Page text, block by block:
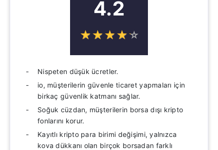
4.2
☆☆☆☆☆
★★★★★
Nispeten düşük ücretler.
io, müşterilerin güvenle ticaret yapmaları için
birkaç güvenlik katmanı sağlar.
Soğuk cüzdan, müşterilerin borsa dışı kripto
fonlarını korur.
Kayıtlı kripto para birimi değişimi, yalnızca
kova dükkanı olan birçok borsadan farklı